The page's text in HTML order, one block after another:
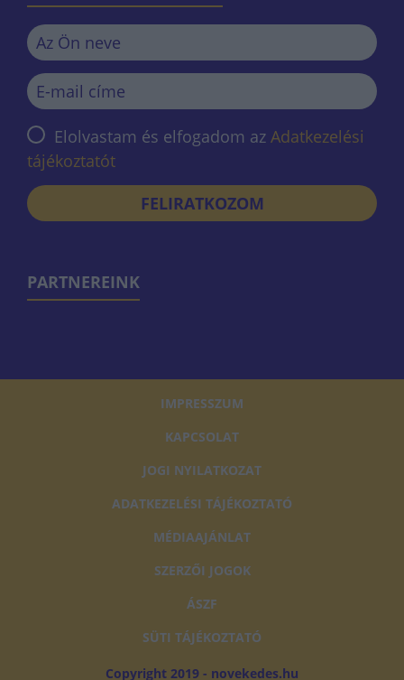
Elolvastam és elfogadom az Adatkezelési
tájékoztatót
FELIRATKOZOM
PARTNEREINK
IMPRESSZUM
KAPCSOLAT
JOGI NYILATKOZAT
ADATKEZELÉSI TÁJÉKOZTATÓ
MÉDIAAJÁNLAT
SZERZŐI JOGOK
ÁSZF
SÜTI TÁJÉKOZTATÓ
Copyright 2019 - novekedes.hu